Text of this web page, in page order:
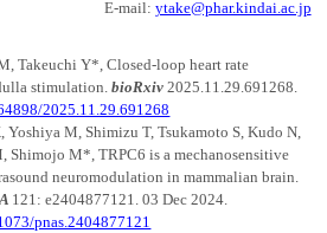
E-mail: ytake@phar.kindai.ac.jp
Takeuchi Y*, Closed-loop heart rate
stimulation.bioRxiv 2025.11.29.691268.
2025.11.29.691268
Yoshiya M, Shimizu T, Tsukamoto S, Kudo N,
Shimojo M*, TRPC6 is a mechanosensitive
neuromodulation in mammalian brain.
121: e2404877121. 03 Dec 2024.
pnas.2404877121